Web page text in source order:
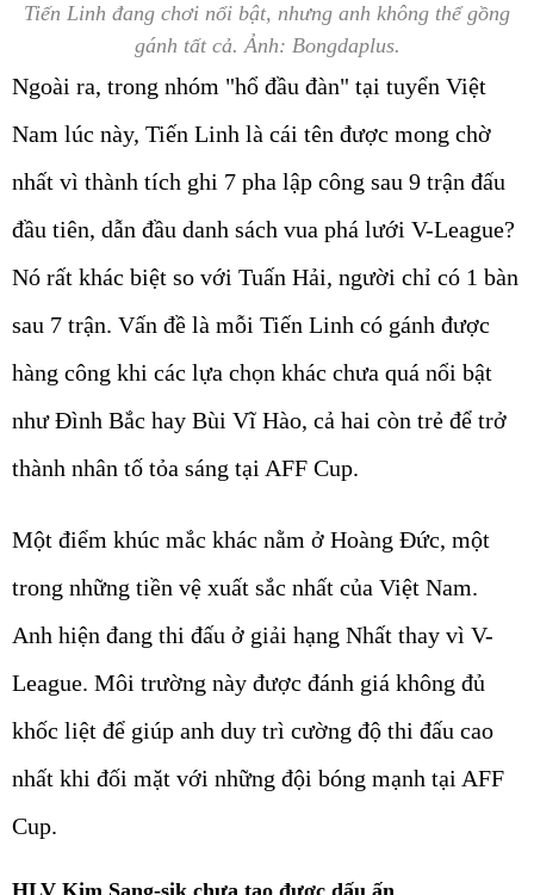
Tiến Linh đang chơi nổi bật, nhưng anh không thể gồng
gánh tất cả. Ảnh: Bongdaplus.
Ngoài ra, trong nhóm "hổ đầu đàn" tại tuyển Việt
Nam lúc này, Tiến Linh là cái tên được mong chờ
nhất vì thành tích ghi 7 pha lập công sau 9 trận đấu
đầu tiên, dẫn đầu danh sách vua phá lưới V-League?
Nó rất khác biệt so với Tuấn Hải, người chỉ có 1 bàn
sau 7 trận. Vấn đề là mỗi Tiến Linh có gánh được
hàng công khi các lựa chọn khác chưa quá nổi bật
như Đình Bắc hay Bùi Vĩ Hào, cả hai còn trẻ để trở
thành nhân tố tỏa sáng tại AFF Cup.
Một điểm khúc mắc khác nằm ở Hoàng Đức, một
trong những tiền vệ xuất sắc nhất của Việt Nam.
Anh hiện đang thi đấu ở giải hạng Nhất thay vì V-
League. Môi trường này được đánh giá không đủ
khốc liệt để giúp anh duy trì cường độ thi đấu cao
nhất khi đối mặt với những đội bóng mạnh tại AFF
Cup.